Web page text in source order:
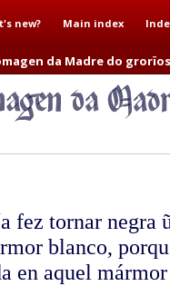
new? Main index
da Madre do
fez tornar negra
blanco,
en aquel